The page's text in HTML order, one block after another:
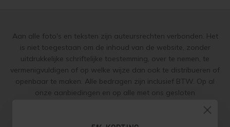
Aan alle foto's en teksten zijn auteursrechten verbonden. Het
is niet toegestaan om de inhoud van de website, zonder
uitdrukkelijke schriftelijke toestemming, over te nemen, te
vermenigvuldigen of op welke wijze dan ook te distribueren of
openbaar te maken. Alle bedragen zijn inclusief BTW. Op al
onze aanbiedingen en op alle met ons gesloten
en de